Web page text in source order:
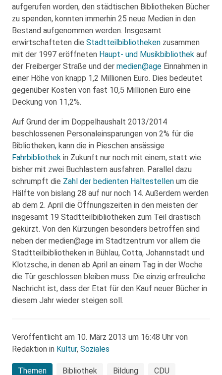
aufgerufen worden, den städtischen Bibliotheken Bücher
zu spenden, konnten immerhin 25 neue Medien in den
Bestand aufgenommen werden. Insgesamt
erwirtschafteten die Stadtteilbibliotheken zusammen
mit der 1997 eröffneten Haupt- und Musikbibliothek auf
der Freiberger Straße und der medien@age Einnahmen in
einer Höhe von knapp 1,2 Millionen Euro. Dies bedeutet
gegenüber Kosten von fast 10,5 Millionen Euro eine
Deckung von 11,2%.
Auf Grund der im Doppelhaushalt 2013/2014
beschlossenen Personaleinsparungen von 2% für die
Bibliotheken, kann die in Pieschen ansässige
Fahrbibliothek in Zukunft nur noch mit einem, statt wie
bisher mit zwei Buchlastern ausfahren. Parallel dazu
schrumpft die Zahl der bedienten Haltestellen um die
Hälfte von bislang 28 auf nur noch 14. Außerdem werden
ab dem 2. April die Öffnungszeiten in den meisten der
insgesamt 19 Stadtteilbibliotheken zum Teil drastisch
gekürzt. Von den Kürzungen besonders betroffen sind
neben der medien@age im Stadtzentrum vor allem die
Stadtteilbibliotheken in Bühlau, Cotta, Johannstadt und
Klotzsche, in denen ab April an einem Tag in der Woche
die Tür geschlossen bleiben muss. Die einzig erfreuliche
Nachricht ist, dass der Etat für den Kauf neuer Bücher in
diesem Jahr wieder steigen soll.
Veröffentlicht am 10. März 2013 um 16:48 Uhr von
Redaktion in Kultur, Soziales
Themen Bibliothek Bildung CDU